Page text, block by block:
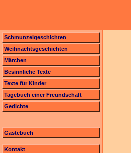
Schmunzelgeschichten
Weihnachtsgeschichten
Märchen
Besinnliche Texte
Texte für Kinder
Tagebuch einer Freundschaft
Gedichte
Gästebuch
Kontakt